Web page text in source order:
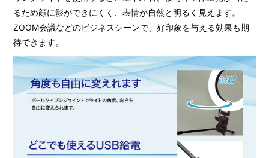
るため顔に影ができにくく、表情が自然と明るく見えます。
ZOOM会議などのビジネスシーンで、好印象を与える効果も期
待できます。